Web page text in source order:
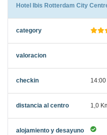
Hotel Ibis Rotterdam City
14:00
1,0